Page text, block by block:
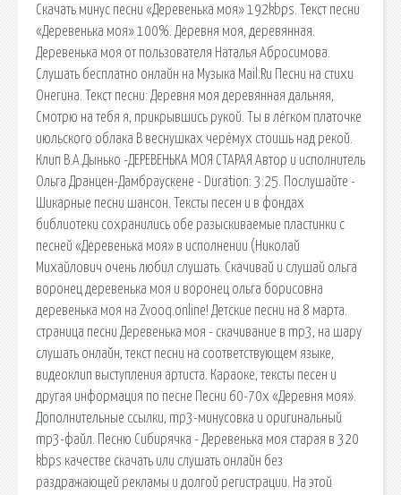
Скачать минус песни «Деревенька моя» 192kbps. Текст песни
«Деревенька моя» 100%. Деревня моя, деревянная.
Деревенька моя от пользователя Наталья Абросимова.
Слушать бесплатно онлайн на Музыка Mail.Ru Песни на стихи
Онегина. Текст песни: Деревня моя деревянная дальняя,
Смотрю на тебя я, прикрывшись рукой. Ты в лёгком платочке
июльского облака В веснушках черёмух стоишь над рекой.
Клип В.А.Дынько -ДЕРЕВЕНЬКА МОЯ СТАРАЯ Автор и исполнитель
Ольга Дранцен-Дамбраускене - Duration: 3:25. Послушайте -
Шикарные песни шансон. Тексты песен и в фондах
библиотеки сохранились обе разыскиваемые пластинки с
песней «Деревенька моя» в исполнении (Николай
Михайлович очень любил слушать. Скачивай и слушай ольга
воронец деревенька моя и воронец ольга борисовна
деревенька моя на Zvooq.online! Детские песни на 8 марта.
страница песни Деревенька моя - скачивание в mp3, на шару
слушать онлайн, текст песни на соответствующем языке,
видеоклип выступления артиста. Караоке, тексты песен и
другая информация по песне Песни 60-70х «Деревня моя».
Дополнительные ссылки, mp3-минусовка и оригинальный
mp3-файл. Песню Сибирячка - Деревенька моя старая в 320
kbps качестве скачать или слушать онлайн без
раздражающей рекламы и долгой регистрации. На этой